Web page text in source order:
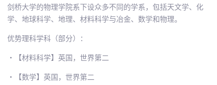
剑桥大学的物理学院系下设众多不同的学系，包括天文学、化
学、地球科学、地理、材料科学与冶金、数学和物理。
优势理科学科（部分）：
・【材料科学】英国，世界第二
・【数学】英国，世界第二